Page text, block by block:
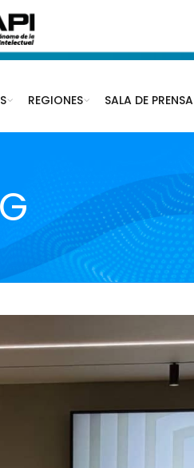
REGIONES SALA DE PRENSA